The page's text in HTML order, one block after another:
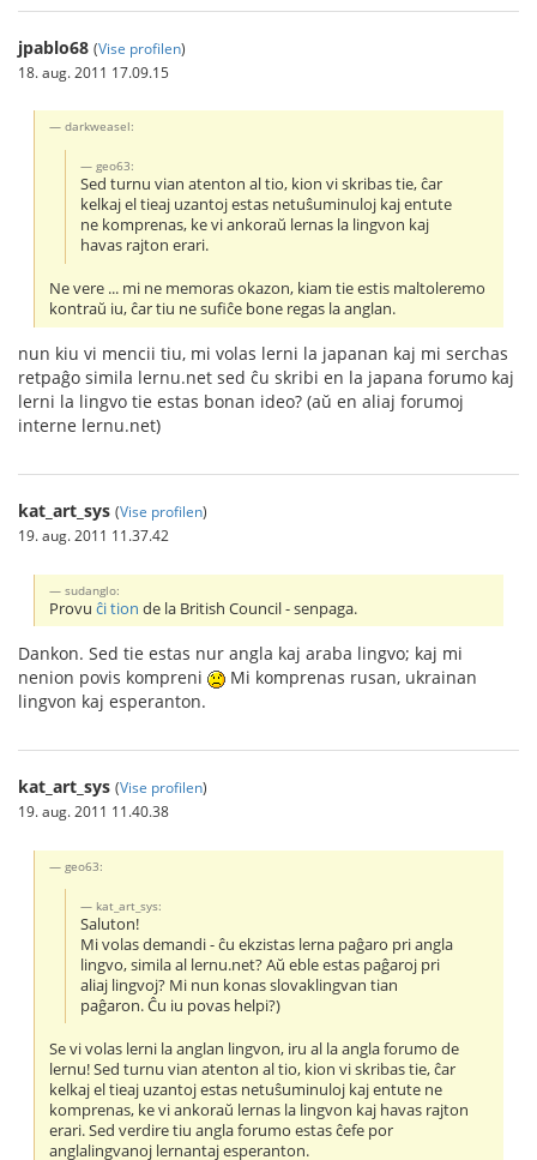
jpablo68 (Vise profilen)
18. aug. 2011 17.09.15
darkweasel:
geo63:
Sed turnu vian atenton al tio, kion vi skribas tie, ĉar
kelkaj el tieaj uzantoj estas netuŝuminuloj kaj entute
ne komprenas, ke vi ankoraŭ lernas la lingvon kaj
havas rajton erari.
Ne vere ... mi ne memoras okazon, kiam tie estis maltoleremo
kontraŭ iu, ĉar tiu ne sufiĉe bone regas la anglan.
nun kiu vi mencii tiu, mi volas lerni la japanan kaj mi serchas
retpaĝo simila lernu.net sed ĉu skribi en la japana forumo kaj
lerni la lingvo tie estas bonan ideo? (aŭ en aliaj forumoj
interne lernu.net)
kat_art_sys (Vise profilen)
19. aug. 2011 11.37.42
sudanglo:
Provuĉi tion de la British Council - senpaga.
Dankon. Sed tie estas nur angla kaj araba lingvo; kaj mi
nenion povis kompreni
Mi komprenas rusan, ukrainan
lingvon kaj esperanton.
kat_art_sys (Vise profilen)
19. aug. 2011 11.40.38
geo63:
kat_art_sys:
Saluton!
Mi volas demandi - ĉu ekzistas lerna paĝaro pri angla
lingvo, simila al lernu.net? Aŭ eble estas paĝaroj pri
aliaj lingvoj? Mi nun konas slovaklingvan tian
paĝaron. Ĉu iu povas helpi?)
Se vi volas lerni la anglan lingvon, iru al la angla forumo de
lernu! Sed turnu vian atenton al tio, kion vi skribas tie, ĉar
kelkaj el tieaj uzantoj estas netuŝuminuloj kaj entute ne
komprenas, ke vi ankoraŭ lernas la lingvon kaj havas rajton
erari. Sed verdire tiu angla forumo estas ĉefe por
anglalingvanoj lernantaj esperanton.